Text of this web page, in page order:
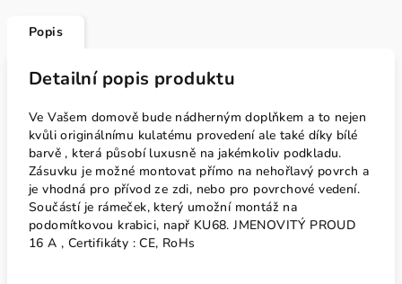
Popis
Detailní popis produktu
Ve Vašem domově bude nádherným doplňkem a to nejen
kvůli originálnímu kulatému provedení ale také díky bílé
barvě , která působí luxusně na jakémkoliv podkladu.
Zásuvku je možné montovat přímo na nehořlavý povrch a
je vhodná pro přívod ze zdi, nebo pro povrchové vedení.
Součástí je rámeček, který umožní montáž na
podomítkovou krabici, např KU68. JMENOVITÝ PROUD
16 A , Certifikáty : CE, RoHs